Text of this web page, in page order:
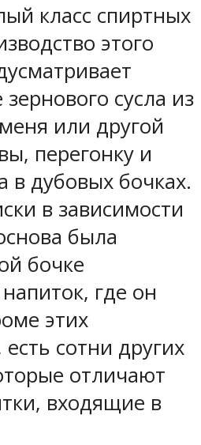
класс спиртных
этого
сусла из
или другой
перегонку и
в дубовых бочках.
в зависимости
была
бочке
где он
этих
сотни других
отличают
входящие в